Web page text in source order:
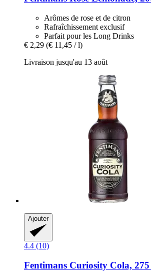
Arômes de rose et de citron
Rafraîchissement exclusif
Parfait pour les Long Drinks
€ 2,29 (€ 11,45 / l)
Livraison jusqu'au 13 août
Ajouter
4.4 (10)
Fentimans Curiosity Cola,